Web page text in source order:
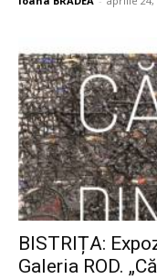
BISTRIȚA:
Galeria ROD.